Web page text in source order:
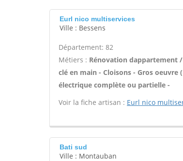
Eurl nico multiservices
Ville : Bessens
Département: 82
Métiers : Rénovation
clé en main - Cloisons - Gros
électrique complète ou partielle -
Voir la fiche artisan : Eurl nico
Bati sud
Ville : Montauban